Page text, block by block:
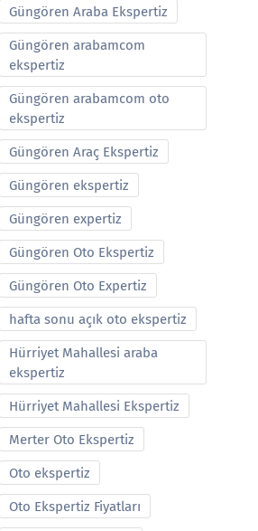
Güngören Araba Ekspertiz
Güngören arabamcom
ekspertiz
Güngören arabamcom oto
ekspertiz
Güngören Araç Ekspertiz
Güngören ekspertiz
Güngören expertiz
Güngören Oto Ekspertiz
Güngören Oto Expertiz
hafta sonu açık oto ekspertiz
Hürriyet Mahallesi araba
ekspertiz
Hürriyet Mahallesi Ekspertiz
Merter Oto Ekspertiz
Oto ekspertiz
Oto Ekspertiz Fiyatları